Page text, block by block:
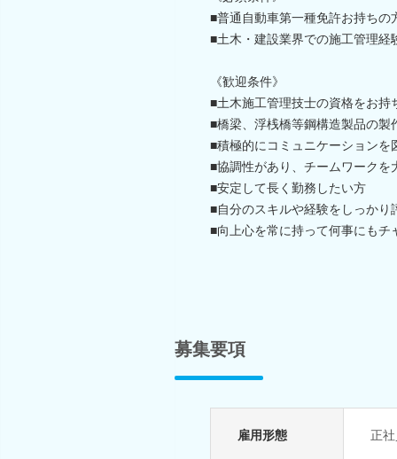
■普通自動車第一種免許お持ちの
■土木・建設業界での施工管理
《歓迎条件》
■土木施工管理技士の資格をお持
■橋梁、浮桟橋等鋼構造製品の
■積極的にコミュニケーションを
■協調性があり、チームワークを
■安定して長く勤務したい方
■自分のスキルや経験をしっかり
■向上心を常に持って何事にもチ
募集要項
雇用形態 正